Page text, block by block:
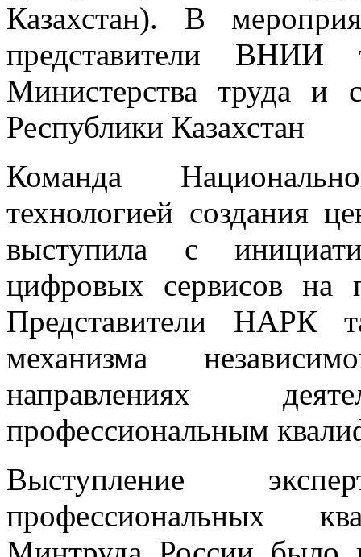
Казахстан). В
представители
Министерства труда и
Республики Казахстан
Команда
технологией создания
выступила с
цифровых сервисов на
Представители НАРК
механизма
направлениях
профессиональным
Выступление
профессиональных